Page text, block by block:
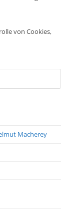
von Cookies,
Macherey